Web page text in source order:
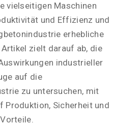
vielseitigen Maschinen
und Effizienz und
erhebliche
zielt darauf ab, die
industrieller
auf die
zu untersuchen, mit
Produktion, Sicherheit und